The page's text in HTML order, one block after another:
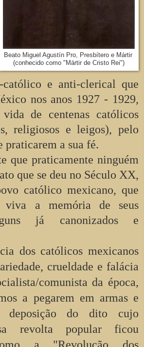
Beato Miguel Agustín Pro, Presbítero e Mártir
(conhecido como "Mártir de Cristo Rei")
católico e anti-clerical que
nos anos 1927 - 1929,
de centenas católicos
religiosos e leigos), pelo
praticarem a sua fé.
praticamente ninguém
que se deu no Século XX,
católico mexicano, que
viva a memória de seus
já canonizados e
dos católicos mexicanos
crueldade e falácia
comunista da época,
a pegarem em armas e
deposição do dito cujo
revolta popular ficou